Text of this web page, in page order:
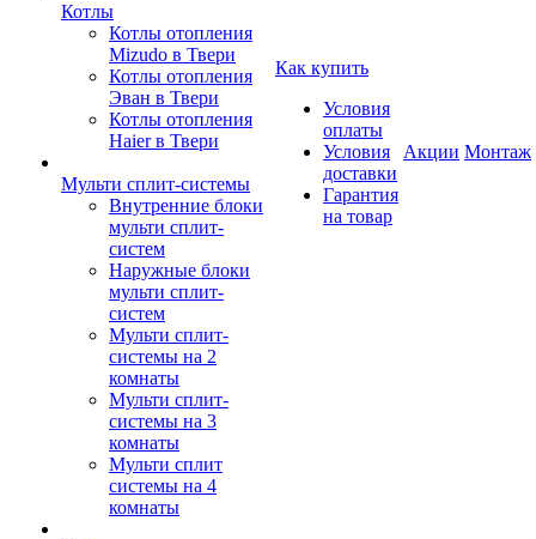
Котлы
Котлы отопления
Mizudo в Твери
Котлы отопления
Эван в Твери
Котлы отопления
Haier в Твери
Мульти сплит-системы
Внутренние блоки
мульти сплит-
систем
Наружные блоки
мульти сплит-
систем
Мульти сплит-
системы на 2
комнаты
Мульти сплит-
системы на 3
комнаты
Мульти сплит
системы на 4
комнаты
Как купить
Условия
оплаты
Условия
доставки
Гарантия
на товар
Акции Монтаж